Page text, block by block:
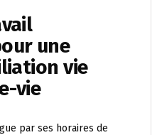
une
vie
vie
par ses horaires de